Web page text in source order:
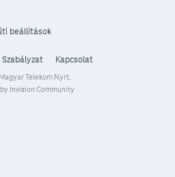
ára, mint itt az online felületen lenne? Vagy
beállítások
Kapcsolat
Telekom Nyrt.
Invision Community